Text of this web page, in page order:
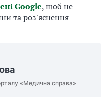
Google, щоб не
та роз'яснення
«Медична справа»